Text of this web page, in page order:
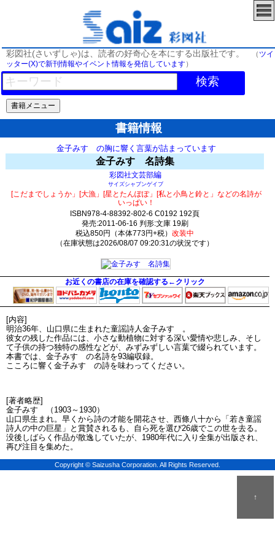
彩図社(さいずしゃ)は、読者の好奇心を本にする出版社です。 （ ツイ
ッター(X)で新刊情報やイベント情報を発信しています）
検索
書籍情報
金子みすゞの胸に響く言葉が詰まっています
金子みすゞ名詩集
彩図社文芸部編
サイズシャブンゲイブ
[こだまでしょうか」[大漁」[星とたんぽぽ」[私と小鳥と鈴と」などの名詩が
いっぱい！
ISBN978-4-88392-802-6 C0192 192頁
発売:2011-06-16 判形:文庫 19刷
税込850円（本体773円+税）改装中
（在庫状態は2026/08/07 09:20:31の状況です）
お近くの書店の在庫を確認する←クリック
[内容]
明治36年、山口県に生まれた童謡詩人金子みすゞ。
彼女の残した作品には、小さな動植物に対する深い愛情や悲しみ、そし
て子供の持つ独特の感性などが、みずみずしい言葉で綴られています。
本書では、金子みすゞの名詩を93編収録。
こころに響く金子みすゞの詩を味わってください。
[著者略歴]
金子みすゞ（1903～1930）
山口県生まれ。早くから詩の才能を開花させ、西條八十から「若き童謡
詩人の中の巨星」と賞賛されるも、自ら死を選び26歳でこの世を去る。
没後しばらく作品が散逸していたが、1980年代に入り全集が出版され、
再び注目を集めた。
↑
Copyright © Saizusha Corporation. All Rights Reserved.